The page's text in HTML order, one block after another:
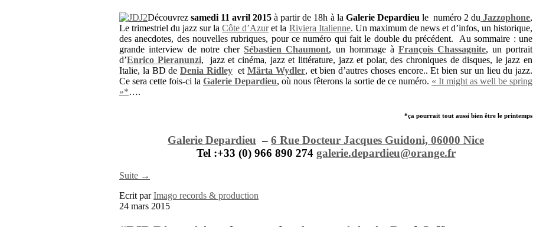
Découvrezsamedi 11 avril 2015 à partir de 18h à la Galerie Depardieu le numéro 2 du Jazzophone,
Le trimestriel du jazz sur laCôte d’Azuret la Riviera Italienne. Un maximum de news et d’infos, un historique,
des anecdotes, des nouvelles rubriques, pour ce numéro qui fait le double du précédent. Au sommaire : une
grande interview de notre cher Sébastien Chaumont, un hommage à François Chassagnite, un portrait
d’Enrico Pieranunzi, jazz et cinéma, jazz et littérature, jazz et polar, des chroniques de disques, le jazz en
Italie, la BD deDenia RidleyetMärta Wydler, et bien d’autres choses encore.. Et bien sur un lieu du jazz.
Ce sera cette fois-ci la Galerie Depardieu, où nous fêterons la sortie de ce numéro. « It might as well be spring
»*….
*ça pourrait tout aussi bien être le printemps
Galerie Depardieu – 6 Rue Docteur Jacques Guidoni, 06000 Nice
Tel :+33 (0) 966 890 274 galerie.depardieu@orange.fr
Suite →
Ecrit parImago records & production
24 mars 2015